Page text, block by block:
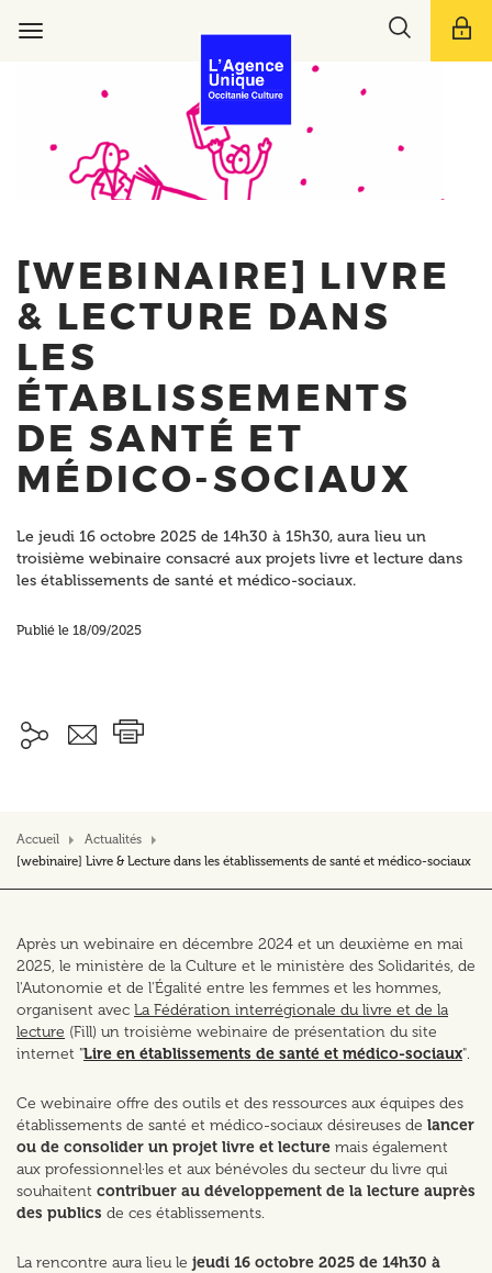
Toggle
[WEBINAIRE] LIVRE
& LECTURE DANS
LES
ÉTABLISSEMENTS
DE SANTÉ ET
MÉDICO-SOCIAUX
Le jeudi 16 octobre 2025 de 14h30 à 15h30, aura lieu un
troisième webinaire consacré aux projets livre et lecture dans
les établissements de santé et médico-sociaux.
Publié le 18/09/2025
Accueil
Actualités
[webinaire] Livre & Lecture dans les établissements de santé et médico-sociaux
Après un webinaire en décembre 2024 et un deuxième en mai
2025, le ministère de la Culture et le ministère des Solidarités, de
l'Autonomie et de l'Égalité entre les femmes et les hommes,
organisent avec La Fédération interrégionale du livre et de la
lecture (Fill) un troisième webinaire de présentation du site
internet "Lire en établissements de santé et médico-sociaux".
Ce webinaire offre des outils et des ressources aux équipes des
établissements de santé et médico-sociaux désireuses de lancer
ou de consolider un projet livre et lecture mais également
aux professionnel·les et aux bénévoles du secteur du livre qui
souhaitent contribuer au développement de la lecture auprès
des publics de ces établissements.
La rencontre aura lieu le jeudi 16 octobre 2025 de 14h30 à